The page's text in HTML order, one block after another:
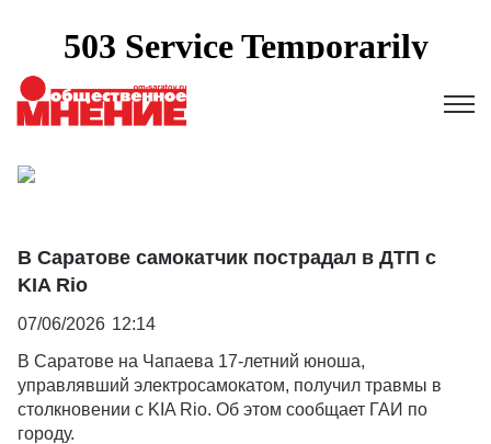
В Саратове самокатчик пострадал в ДТП с
KIA Rio
07/06/2026 12:14
В Саратове на Чапаева 17-летний юноша,
управлявший электросамокатом, получил травмы в
столкновении с KIA Rio. Об этом сообщает ГАИ по
городу.